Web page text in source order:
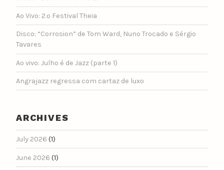
Ao Vivo: 2.º Festival Theia
Disco: “Corrosion” de Tom Ward, Nuno Trocado e Sérgio
Tavares
Ao vivo: Julho é de Jazz (parte 1)
Angrajazz regressa com cartaz de luxo
ARCHIVES
July 2026 (1)
June 2026 (1)